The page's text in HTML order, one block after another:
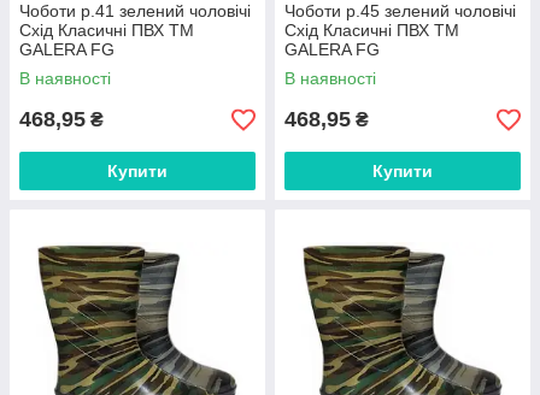
Чоботи р.41 зелений чоловічі
Схід Класичні ПВХ ТМ
GALERA FG
В наявності
468,95 ₴
Купити
Чоботи р.45 зелений чоловічі
Схід Класичні ПВХ ТМ
GALERA FG
В наявності
468,95 ₴
Купити